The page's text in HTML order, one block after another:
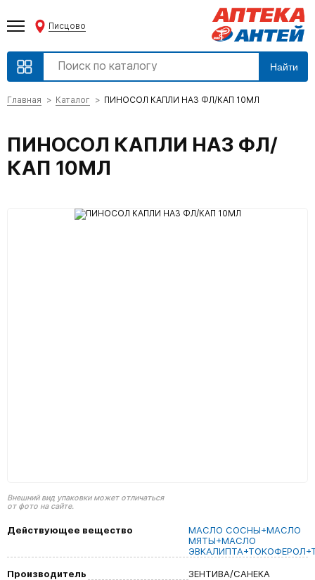
Писцово
Найти
Главная Каталог ПИНОСОЛ КАПЛИ НАЗ ФЛ/КАП 10МЛ
ПИНОСОЛ КАПЛИ НАЗ ФЛ/
КАП 10МЛ
Внешний вид упаковки может отличаться
от фото на сайте.
Действующее вещество
МАСЛО СОСНЫ+МАСЛО
МЯТЫ+МАСЛО
Производитель
ЗЕНТИВА/САНЕКА